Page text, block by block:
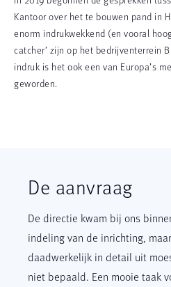
Kantoor over het te bouwen pand in
enorm indrukwekkend (en vooral
catcher’ zijn op het bedrijventerrein
indruk is het ook een van Europa’s
geworden.
De aanvraag
De directie kwam bij ons
indeling van de inrichting,
daadwerkelijk in detail uit
niet bepaald. Een mooie taak